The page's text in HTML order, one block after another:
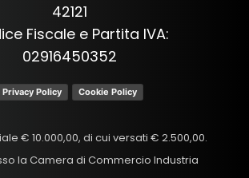
42121
Fiscale e Partita IVA:
02916450352
Privacy Policy Cookie Policy
€ 10.000,00, di cui versati € 2.500,00.
la Camera di Commercio Industria